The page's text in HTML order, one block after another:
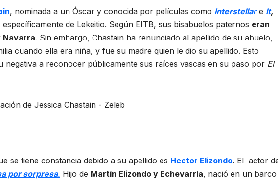
, nominada a un Óscar y conocida por películas como Interstellare It,
de Lekeitio. Según EITB, sus bisabuelos paternos eran
Navarra. Sin embargo, Chastain ha renunciado al apellido de su abuelo,
cuando ella era niña, y fue su madre quien le dio su apellido. Esto
negativa a reconocer públicamente sus raíces vascas en su paso por El
se tiene constancia debido a su apellido es Hector Elizondo. El actor
por sorpresa. Hijo de Martín Elizondo y Echevarría, nació en un barco